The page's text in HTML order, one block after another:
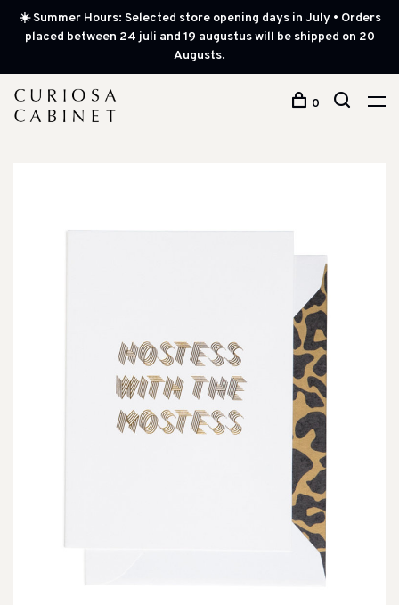
☀️ Summer Hours: Selected store opening days in July • Orders
placed between 24 juli and 19 augustus will be shipped on 20
Augusts.
0